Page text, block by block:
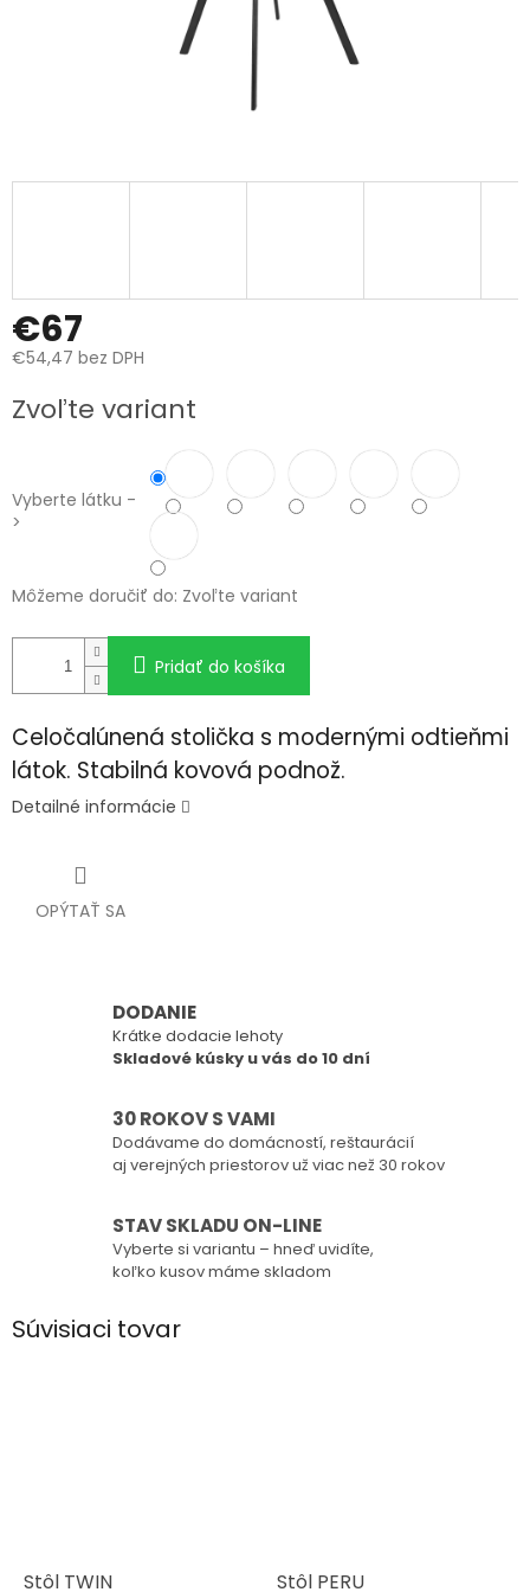
€67
€54,47 bez DPH
cena:
Zvoľte variant
Vyberte látku -
>
Môžeme doručiť do: Zvoľte variant
Pridať do košíka
Celočalúnená stolička s modernými odtieňmi
látok. Stabilná kovová podnož.
Detailné informácie
OPÝTAŤ SA
DODANIE
Krátke dodacie lehoty
Skladové kúsky u vás do 10 dní
30 ROKOV S VAMI
Dodávame do domácností, reštaurácií
aj verejných priestorov už viac než 30 rokov
STAV SKLADU ON-LINE
Vyberte si variantu – hneď uvidíte,
koľko kusov máme skladom
Súvisiaci tovar
Stôl TWIN Stôl PERU